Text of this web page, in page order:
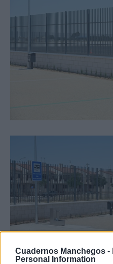
Cuadernos Manchegos -
Personal Information